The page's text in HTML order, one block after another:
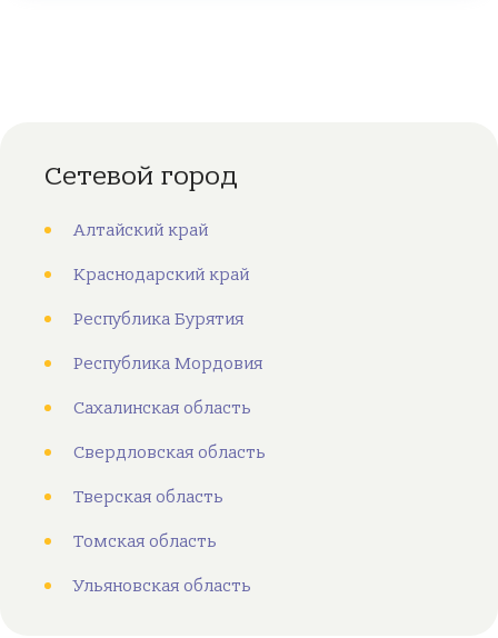
Сетевой город
Алтайский край
Краснодарский край
Республика Бурятия
Республика Мордовия
Сахалинская область
Свердловская область
Тверская область
Томская область
Ульяновская область